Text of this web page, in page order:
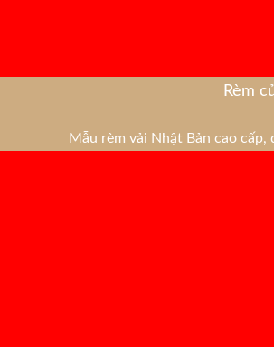
Rèm
Mẫu rèm vải Nhật Bản cao